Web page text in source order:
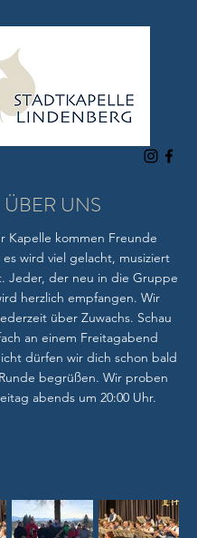
ÜBER UNS
Kapelle kommen Freunde
es wird viel gelacht, musiziert
Jeder, der neu in die Gruppe
herzlich empfangen. Wir
über Zuwachs. Schau
an einem Freitagabend
dürfen wir dich schon bald
begrüßen. Wir proben
abends um 20:00 Uhr.